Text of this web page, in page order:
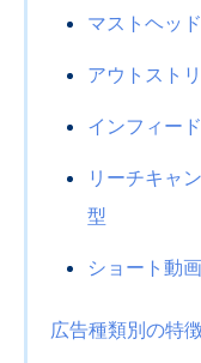
マストヘッ
アウトスト
インフィー
リーチキャ
型
ショート動
広告種類別の特